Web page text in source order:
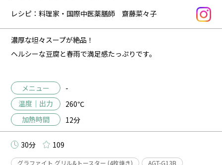
レシピ：料理家・国際中医薬膳師 齋藤菜々子
濃厚な坦々スープが絶品！
ヘルシーな豆腐と春雨で満足感たっぷりです。
メニュー
-
温度｜出力
260℃
加熱時間
12分
30分 109
グラファイト グリル&トースター (4枚焼き)
AGT-G13B